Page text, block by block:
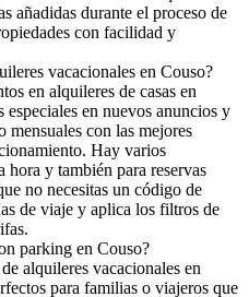
añadidas durante el proceso de
con facilidad y
vacacionales en Couso?
en alquileres de casas en
en nuevos anuncios y
mensuales con las mejores
Hay varios
hora y también para reservas
no necesitas un código de
de viaje y aplica los filtros de
parking en Couso?
alquileres vacacionales en
para familias o viajeros que